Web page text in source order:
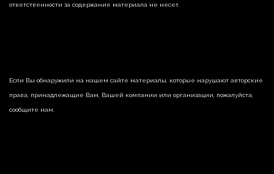
ответственности за содержание материала не несет.
Если Вы обнаружили на нашем сайте материалы, которые нарушают авторские
права, принадлежащие Вам, Вашей компании или организации, пожалуйста,
сообщите нам.